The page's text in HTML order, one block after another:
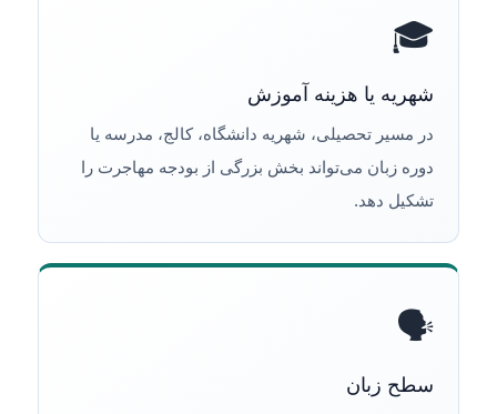
🎓
شهریه یا هزینه آموزش
در مسیر تحصیلی، شهریه دانشگاه، کالج، مدرسه یا
دوره زبان می‌تواند بخش بزرگی از بودجه مهاجرت را
تشکیل دهد.
🗣️
سطح زبان